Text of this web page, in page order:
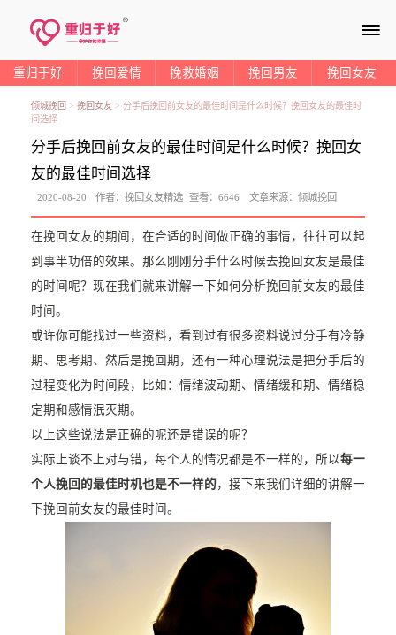
≡
重归于好 挽回爱情 挽救婚姻 挽回男友 挽回女友
倾城挽回 > 挽回女友> 分手后挽回前女友的最佳时间是什么时候？挽回女友的最佳时
间选择
分手后挽回前女友的最佳时间是什么时候？挽回女
友的最佳时间选择
2020-08-20 作者：挽回女友精选 查看：6646 文章来源： 倾城挽回
在挽回女友的期间，在合适的时间做正确的事情，往往可以起
到事半功倍的效果。那么刚刚分手什么时候去挽回女友是最佳
的时间呢？现在我们就来讲解一下如何分析挽回前女友的最佳
时间。
或许你可能找过一些资料，看到过有很多资料说过分手有冷静
期、思考期、然后是挽回期，还有一种心理说法是把分手后的
过程变化为时间段，比如：情绪波动期、情绪缓和期、情绪稳
定期和感情泯灭期。
以上这些说法是正确的呢还是错误的呢？
实际上谈不上对与错，每个人的情况都是不一样的，所以每一
个人挽回的最佳时机也是不一样的，接下来我们详细的讲解一
下挽回前女友的最佳时间。